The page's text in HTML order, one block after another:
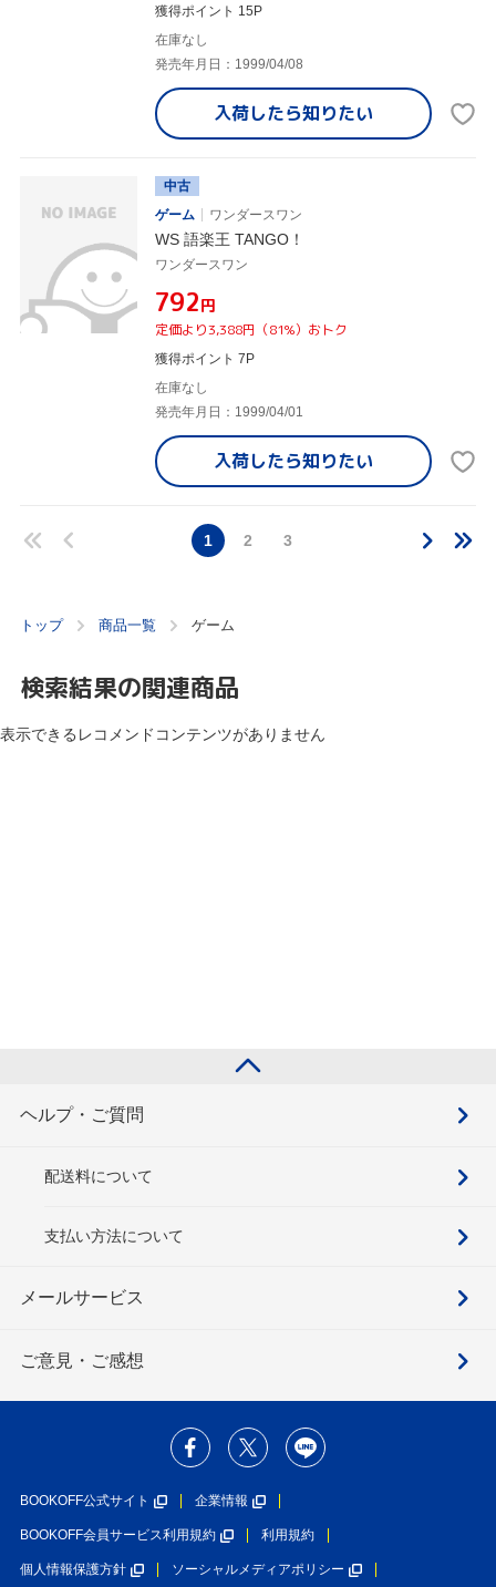
獲得ポイント 15P
在庫なし
発売年月日：1999/04/08
入荷したら知りたい
中古
ゲーム
ワンダースワン
WS 語楽王 TANGO！
ワンダースワン
¥792円
定価より3,388円（81%）おトク
獲得ポイント 7P
在庫なし
発売年月日：1999/04/01
入荷したら知りたい
1 2 3
トップ 商品一覧 ゲーム
検索結果の関連商品
表示できるレコメンドコンテンツがありません
ヘルプ・ご質問
配送料について
支払い方法について
メールサービス
ご意見・ご感想
BOOKOFF公式サイト 企業情報
BOOKOFF会員サービス利用規約 利用規約
個人情報保護方針 ソーシャルメディアポリシー